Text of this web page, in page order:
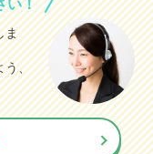
い！
ま
う、